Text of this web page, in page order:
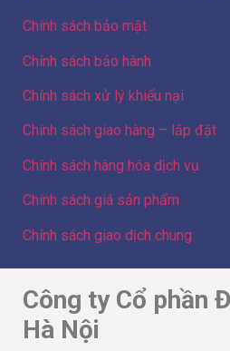
Chính sách bảo mật
Chính sách bảo hành
Chính sách xử lý khiếu nại
Chính sách giao hàng – lắp đặt
Chính sách hàng hóa dịch vụ
Chính sách giá sản phẩm
Chính sách giao dịch chung
Công ty Cổ phần
Hà Nội